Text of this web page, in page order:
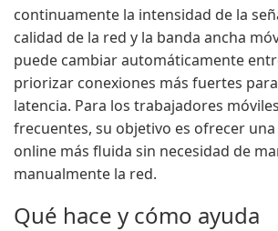
continuamente la intensidad de la
calidad de la red y la banda ancha
puede cambiar automáticamente
priorizar conexiones más fuertes
latencia. Para los trabajadores
frecuentes, su objetivo es ofrecer
online más fluida sin necesidad de
manualmente la red.
Qué hace y cómo ayuda